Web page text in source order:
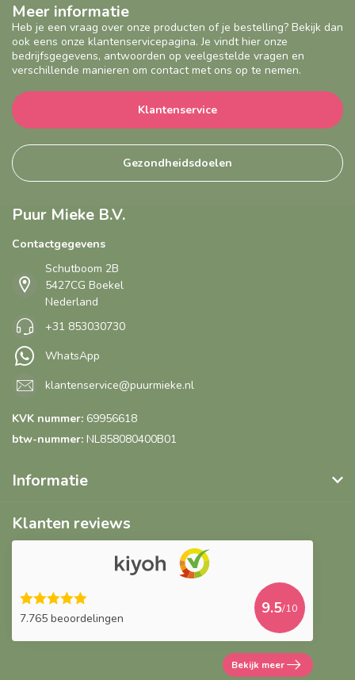
Meer informatie
Heb je een vraag over onze producten of je bestelling? Bekijk dan
ook eens onze klantenservicepagina. Je vindt hier onze
bedrijfsgegevens, antwoorden op veelgestelde vragen en
verschillende manieren om contact met ons op te nemen.
Klantenservice
Gezondheidsdoelen
Puur Mieke B.V.
Contactgegevens
Schutboom 2B
5427CG Boekel
Nederland
+31 853030730
WhatsApp
klantenservice@puurmieke.nl
KVK nummer: 69956618
btw-nummer: NL858080400B01
Informatie
Klanten reviews
7.765 beoordelingen
9.5/10
Bekijk meer